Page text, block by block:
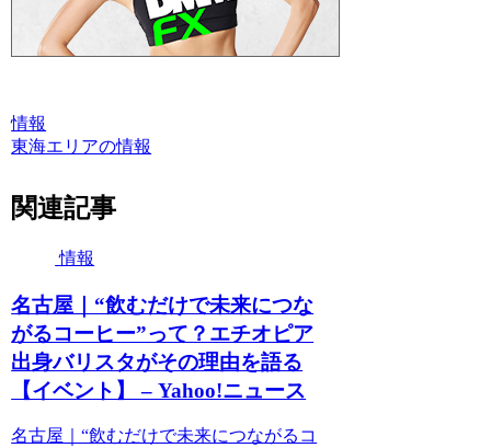
情報
東海エリアの情報
関連記事
情報
名古屋｜“飲むだけで未来につな
がるコーヒー”って？エチオピア
出身バリスタがその理由を語る
【イベント】 – Yahoo!ニュース
名古屋｜“飲むだけで未来につながるコ